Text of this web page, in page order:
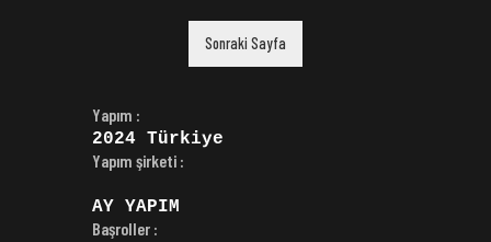
Sonraki Sayfa
Yapım :
2024 Türkiye
Yapım şirketi :
AY YAPIM
Başroller :